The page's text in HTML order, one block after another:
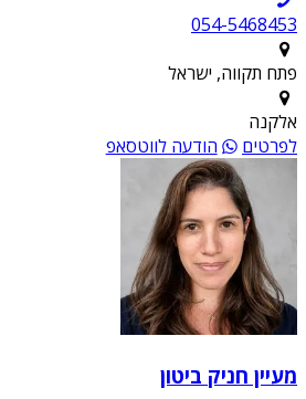
054-5468453
פתח תקווה, ישראל
אלקנה
לפרטים
הודעה לווטסאפ
מעיין חניק ביטון